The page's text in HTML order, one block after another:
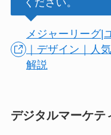
メジャーリーグ|
｜デザイン｜人
解説
デジタルマーケテ